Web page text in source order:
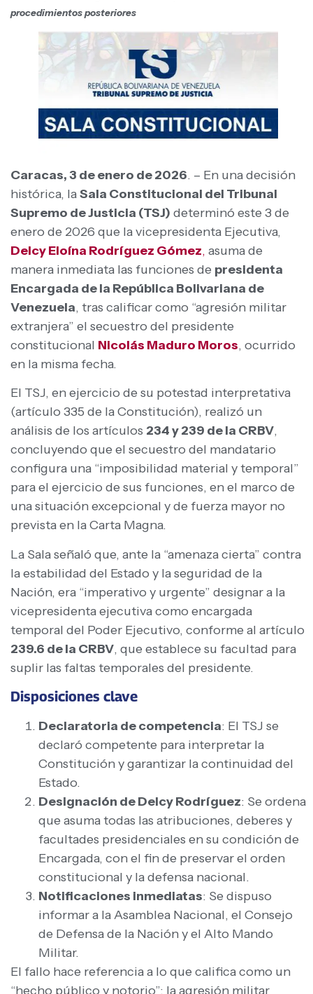
procedimientos posteriores
Caracas, 3 de enero de 2026. – En una decisión
histórica, laSala Constitucional del Tribunal
Supremo de Justicia (TSJ) determinó este 3 de
enero de 2026 que la vicepresidenta Ejecutiva,
Delcy Eloína Rodríguez Gómez, asuma de
manera inmediata las funciones de presidenta
Encargada de la República Bolivariana de
Venezuela, tras calificar como “agresión militar
extranjera” el secuestro del presidente
constitucional Nicolás Maduro Moros, ocurrido
en la misma fecha.
El TSJ, en ejercicio de su potestad interpretativa
(artículo 335 de la Constitución), realizó un
análisis de los artículos 234 y 239 de la CRBV,
concluyendo que el secuestro del mandatario
configura una “imposibilidad material y temporal”
para el ejercicio de sus funciones, en el marco de
una situación excepcional y de fuerza mayor no
prevista en la Carta Magna.
La Sala señaló que, ante la “amenaza cierta” contra
la estabilidad del Estado y la seguridad de la
Nación, era “imperativo y urgente” designar a la
vicepresidenta ejecutiva como encargada
temporal del Poder Ejecutivo, conforme al artículo
239.6 de la CRBV, que establece su facultad para
suplir las faltas temporales del presidente.
Disposiciones clave
Declaratoria de competencia: El TSJ se
declaró competente para interpretar la
Constitución y garantizar la continuidad del
Estado.
Designación de Delcy Rodríguez: Se ordena
que asuma todas las atribuciones, deberes y
facultades presidenciales en su condición de
Encargada, con el fin de preservar el orden
constitucional y la defensa nacional.
Notificaciones inmediatas: Se dispuso
informar a la Asamblea Nacional, el Consejo
de Defensa de la Nación y el Alto Mando
Militar.
El fallo hace referencia a lo que califica como un
“hecho público y notorio”: la agresión militar